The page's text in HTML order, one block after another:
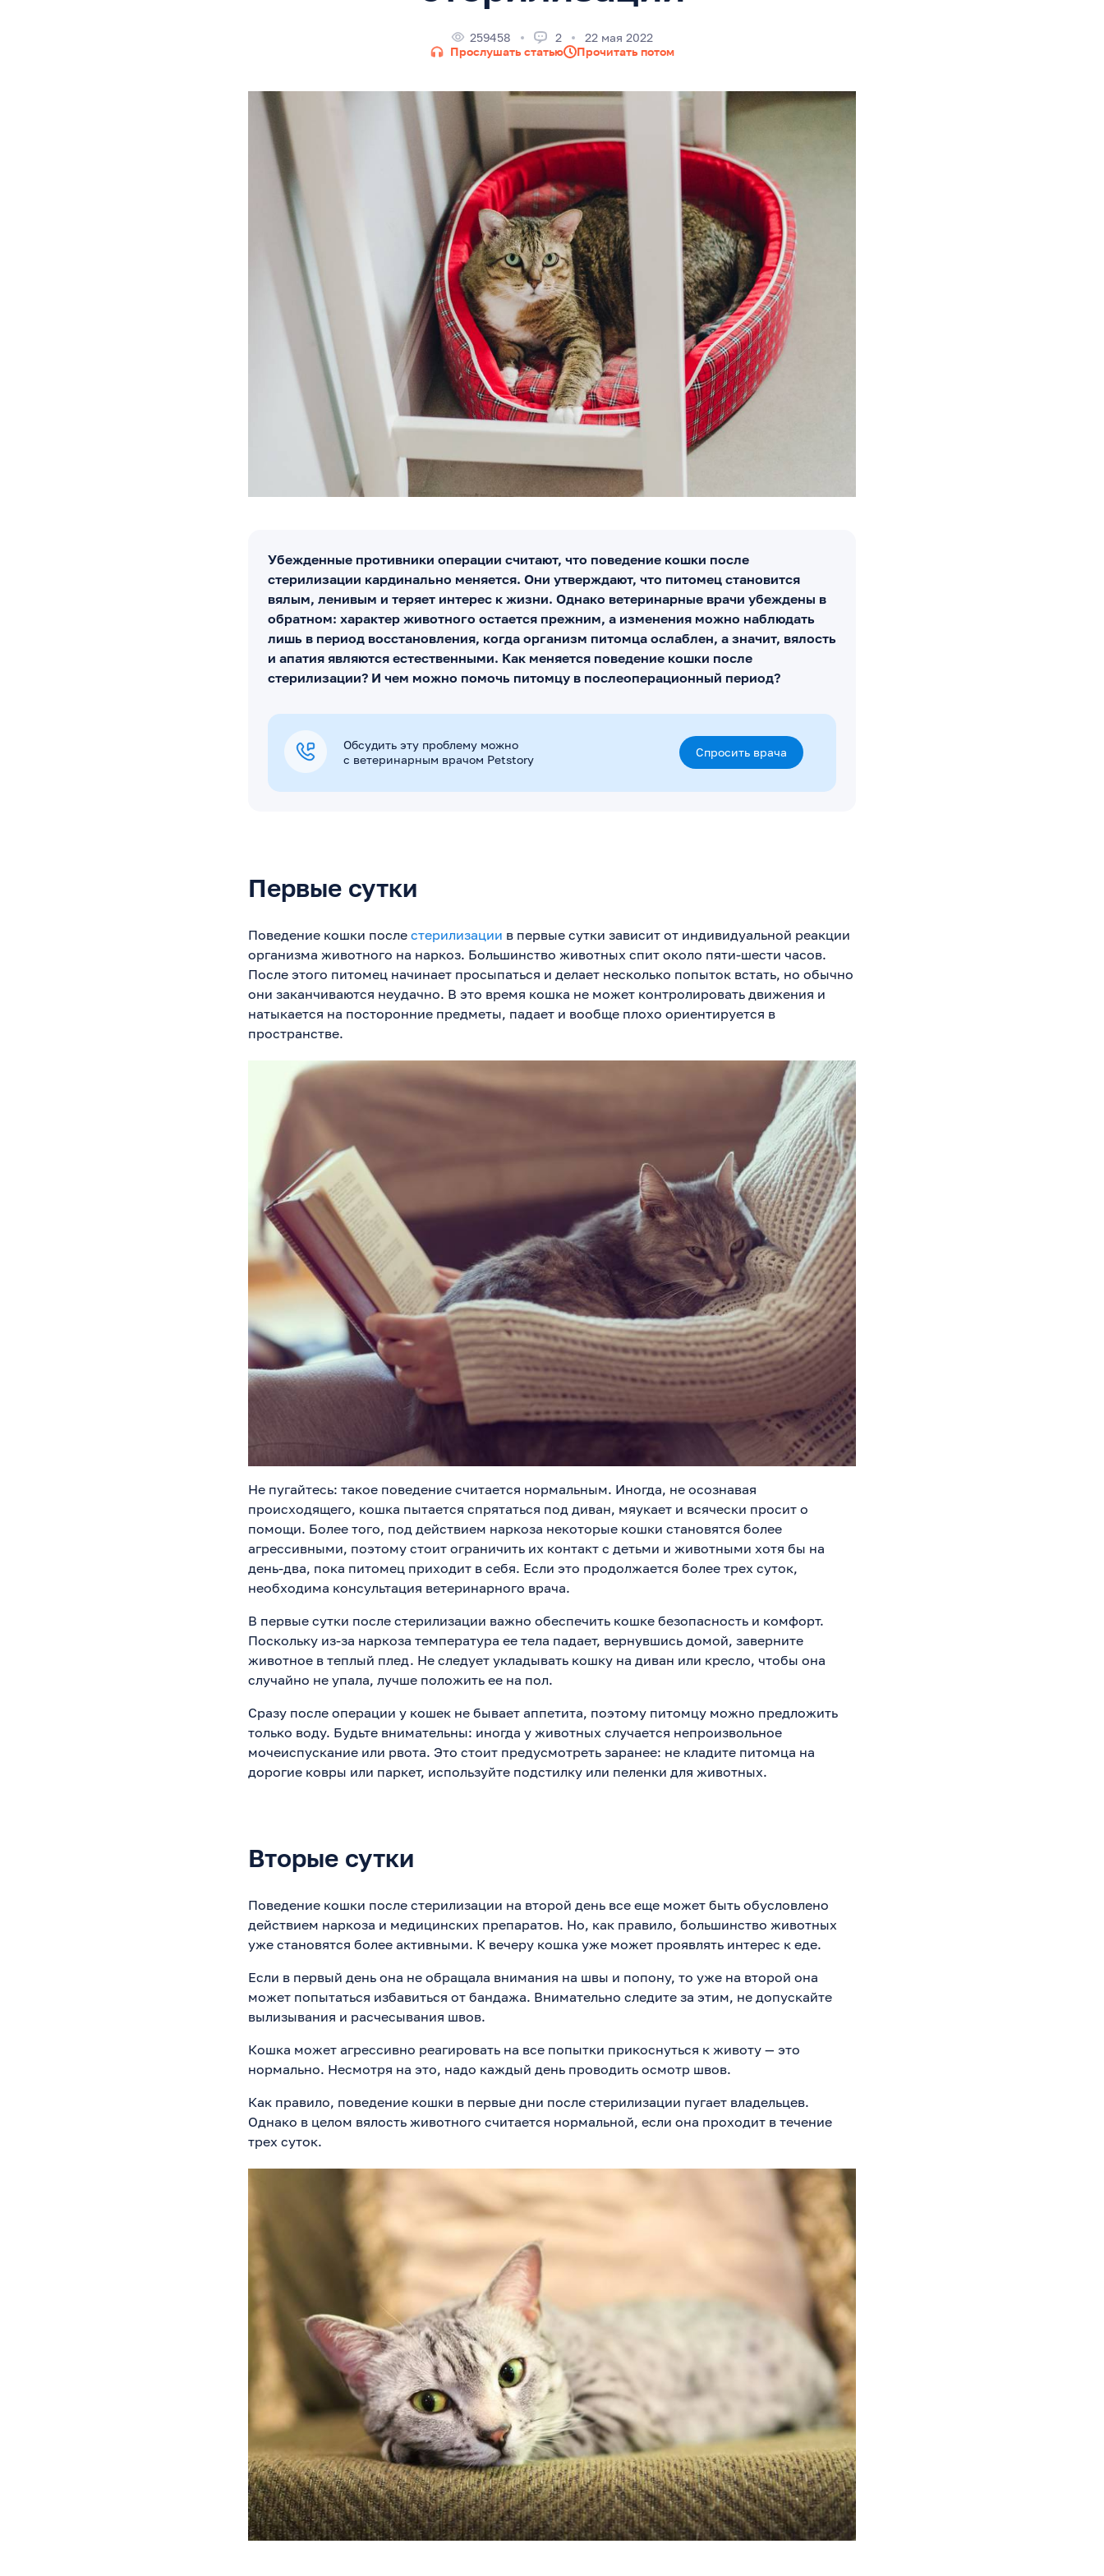
259458 2
22 мая 2022
Прослушать статью
Прочитать потом
Убежденные противники операции считают, что поведение кошки после
стерилизации кардинально меняется. Они утверждают, что питомец становится
вялым, ленивым и теряет интерес к жизни. Однако ветеринарные врачи убеждены в
обратном: характер животного остается прежним, а изменения можно наблюдать
лишь в период восстановления, когда организм питомца ослаблен, а значит, вялость
и апатия являются естественными. Как меняется поведение кошки после
стерилизации? И чем можно помочь питомцу в послеоперационный период?
Обсудить эту проблему можно
с ветеринарным врачом Petstory
Спросить врача
Первые сутки
Поведение кошки после стерилизации в первые сутки зависит от индивидуальной реакции
организма животного на наркоз. Большинство животных спит около пяти-шести часов.
После этого питомец начинает просыпаться и делает несколько попыток встать, но обычно
они заканчиваются неудачно. В это время кошка не может контролировать движения и
натыкается на посторонние предметы, падает и вообще плохо ориентируется в
пространстве.
Не пугайтесь: такое поведение считается нормальным. Иногда, не осознавая
происходящего, кошка пытается спрятаться под диван, мяукает и всячески просит о
помощи. Более того, под действием наркоза некоторые кошки становятся более
агрессивными, поэтому стоит ограничить их контакт с детьми и животными хотя бы на
день-два, пока питомец приходит в себя. Если это продолжается более трех суток,
необходима консультация ветеринарного врача.
В первые сутки после стерилизации важно обеспечить кошке безопасность и комфорт.
Поскольку из-за наркоза температура ее тела падает, вернувшись домой, заверните
животное в теплый плед. Не следует укладывать кошку на диван или кресло, чтобы она
случайно не упала, лучше положить ее на пол.
Сразу после операции у кошек не бывает аппетита, поэтому питомцу можно предложить
только воду. Будьте внимательны: иногда у животных случается непроизвольное
мочеиспускание или рвота. Это стоит предусмотреть заранее: не кладите питомца на
дорогие ковры или паркет, используйте подстилку или пеленки для животных.
Вторые сутки
Поведение кошки после стерилизации на второй день все еще может быть обусловлено
действием наркоза и медицинских препаратов. Но, как правило, большинство животных
уже становятся более активными. К вечеру кошка уже может проявлять интерес к еде.
Если в первый день она не обращала внимания на швы и попону, то уже на второй она
может попытаться избавиться от бандажа. Внимательно следите за этим, не допускайте
вылизывания и расчесывания швов.
Кошка может агрессивно реагировать на все попытки прикоснуться к животу — это
нормально. Несмотря на это, надо каждый день проводить осмотр швов.
Как правило, поведение кошки в первые дни после стерилизации пугает владельцев.
Однако в целом вялость животного считается нормальной, если она проходит в течение
трех суток.